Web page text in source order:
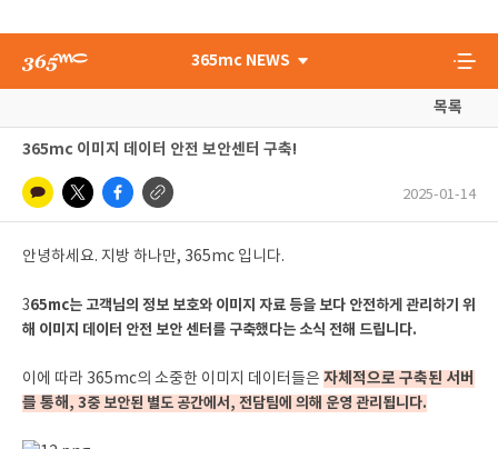
365mc NEWS
목록
365mc 이미지 데이터 안전 보안센터 구축!
2025-01-14
안녕하세요. 지방 하나만, 365mc 입니다.
365mc는 고객님의 정보 보호와 이미지 자료 등을 보다 안전하게 관리하기 위
해 이미지 데이터 안전 보안 센터를 구축했다는 소식 전해 드립니다.
이에 따라 365mc의 소중한 이미지 데이터들은 자체적으로 구축된 서버
를 통해, 3중 보안된 별도 공간에서, 전담팀에 의해 운영 관리됩니다.